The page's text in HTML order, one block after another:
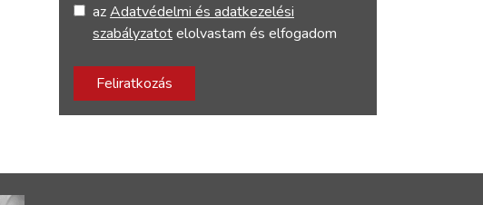
azAdatvédelmi és adatkezelési
szabályzatotelolvastam és elfogadom
Feliratkozás